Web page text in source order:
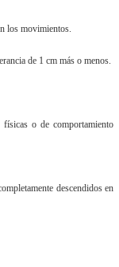
los movimientos.
de 1 cm más o menos.
físicas o de comportamiento
descendidos en